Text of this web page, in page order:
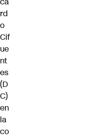
rd
o
Cif
ue
nt
es
(D
C)
en
la
co